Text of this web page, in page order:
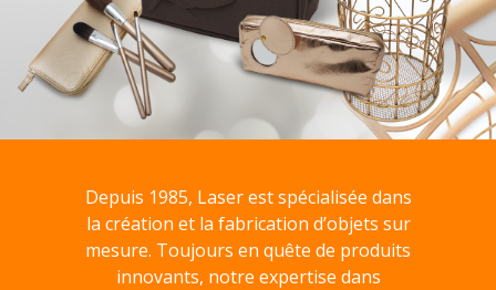
Depuis 1985, Laser est spécialisée dans
la création et la fabrication d’objets sur
mesure. Toujours en quête de produits
innovants, notre expertise dans